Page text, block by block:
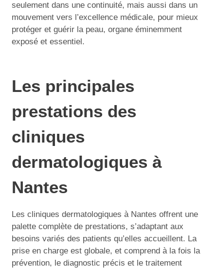
seulement dans une continuité, mais aussi dans un
mouvement vers l’excellence médicale, pour mieux
protéger et guérir la peau, organe éminemment
exposé et essentiel.
Les principales
prestations des
cliniques
dermatologiques à
Nantes
Les cliniques dermatologiques à Nantes offrent une
palette complète de prestations, s’adaptant aux
besoins variés des patients qu’elles accueillent. La
prise en charge est globale, et comprend à la fois la
prévention, le diagnostic précis et le traitement